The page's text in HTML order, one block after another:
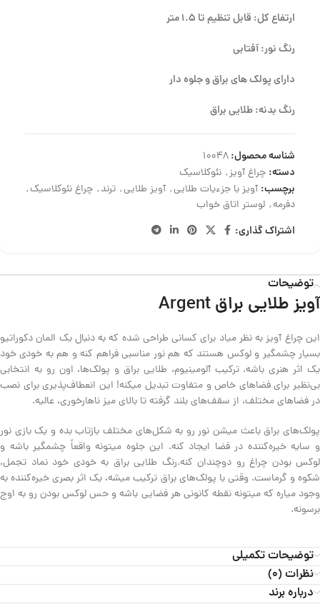
ارتفاع کل: قابل تنظیم تا 1.5 متر
رنگ نور: آفتابی
دارای پولک های براق و جلوه دار
رنگ بدنه: طلایی براق
شناسه محصول:10048
دسته: چراغ آویز, نئوکلاسیک
برچسب: آویز با جزءیات طلایی, آویز طلایی, ترند, چراغ نئوکلاسیک,
دفرمه, لوستر اتاق خواب
اشتراک گذاری:
توضیحات
آویز طلایی براق Argent
این چراغ آویز به نظر میاد برای کسانی طراحی شده که به دنبال یک المان دکوراتیو
بسیار چشمگیر و لوکس هستند که هم نور مناسبی فراهم کنه و هم به خودی خود
یک اثر هنری باشه. ترکیب آلومینیوم، طلایی براق و پولک‌ها، اون رو به انتخابی
بی‌نظیر برای فضاهای خاص و متفاوت تبدیل میکنه! این انعطاف‌پذیری برای نصب
در فضاهای مختلف، از سقف‌های بلند گرفته تا بالای میز ناهارخوری، عالیه.
پولک‌های براق باعث میشن نور رو به شکل‌های مختلف بازتاب بده و یک بازی نور
و سایه خیره‌کننده در فضا ایجاد کنه. این جلوه میتونه واقعاً چشمگیر باشه و
لوکس بودن چراغ رو دوچندان کنه.رنگ طلایی براق به خودی خود نماد تجمل،
شکوه و گرماست. وقتی با پولک‌های براق ترکیب میشه، یک اثر بصری خیره‌کننده به
وجود میاره که میتونه نقطه کانونی هر فضایی باشه و حس لوکس بودن رو به اوج
برسونه.
توضیحات تکمیلی
نظرات (0)
درباره برند